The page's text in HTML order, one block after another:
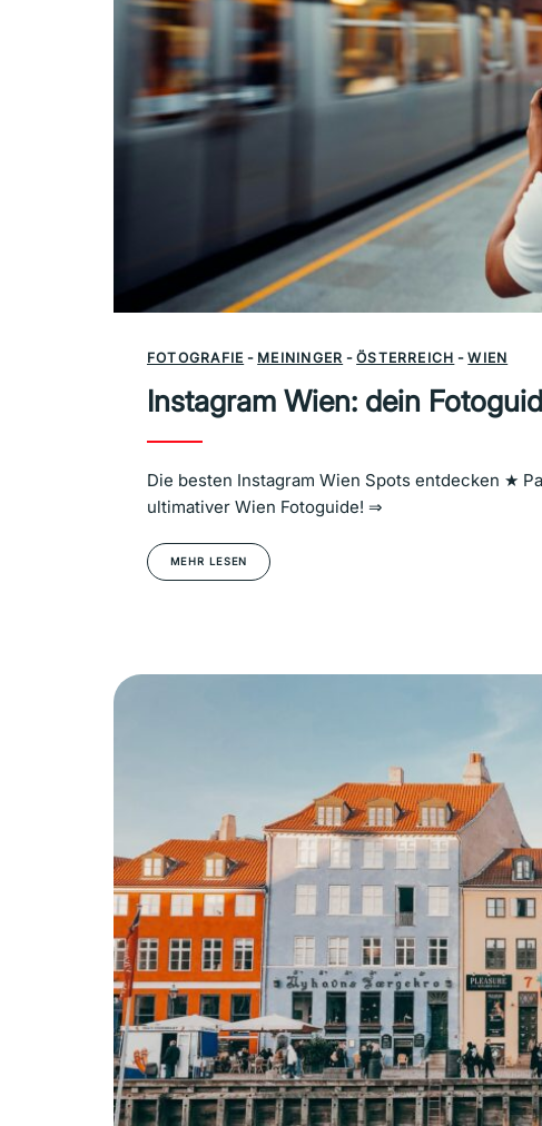
FOTOGRAFIE - MEININGER -ÖSTERREICH -WIEN
Instagram Wien: dein
Die besten Instagram Wien Spots entdecken ★
ultimativer Wien Fotoguide! ⇒
MEHR LESEN